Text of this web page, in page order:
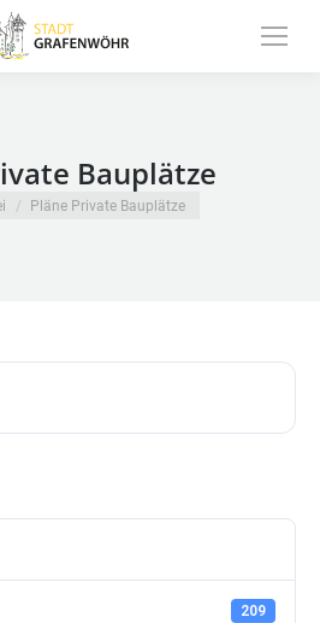
Bauplätze
sich hier:
Pläne Private Bauplätze
209